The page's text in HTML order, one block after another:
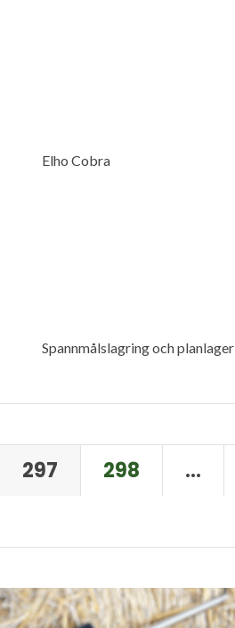
Elho Cobra
Spannmålslagring och planlager
297 298
…